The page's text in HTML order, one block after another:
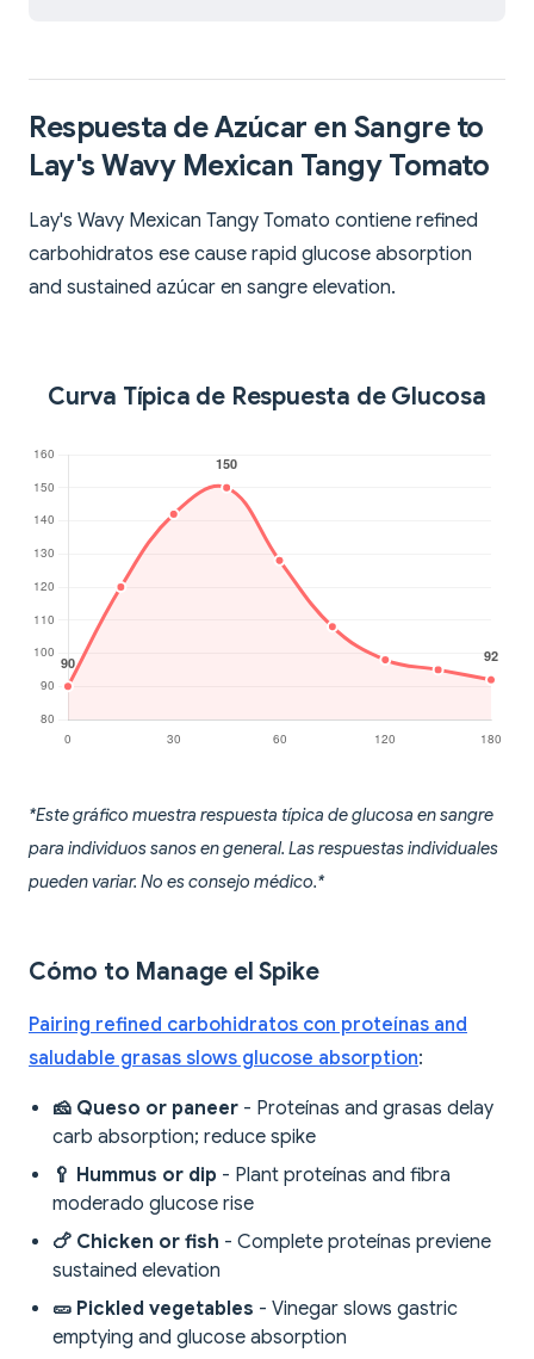
Respuesta de Azúcar en Sangre to
Lay's Wavy Mexican Tangy Tomato
Lay's Wavy Mexican Tangy Tomato contiene refined
carbohidratos ese cause rapid glucose absorption
and sustained azúcar en sangre elevation.
Curva Típica de Respuesta de Glucosa
*Este gráfico muestra respuesta típica de glucosa en sangre
para individuos sanos en general. Las respuestas individuales
pueden variar. No es consejo médico.*
Cómo to Manage el Spike
Pairing refined carbohidratos con proteínas and
saludable grasas slows glucose absorption:
🧀 Queso or paneer - Proteínas and grasas delay
carb absorption; reduce spike
🥄 Hummus or dip - Plant proteínas and fibra
moderado glucose rise
🍗 Chicken or fish - Complete proteínas previene
sustained elevation
🥒 Pickled vegetables - Vinegar slows gastric
emptying and glucose absorption